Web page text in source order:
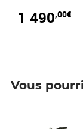
1 490,00€
Vous